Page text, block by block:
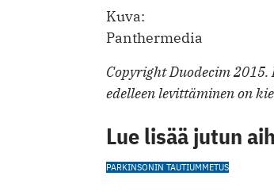
Kuva:
Panthermedia
Copyright Duodecim
edelleen levittäminen on
Lue lisää jutun
PARKINSONIN TAUTIUMMETUS